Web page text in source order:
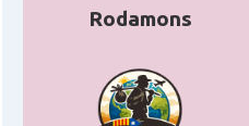
Rodamons